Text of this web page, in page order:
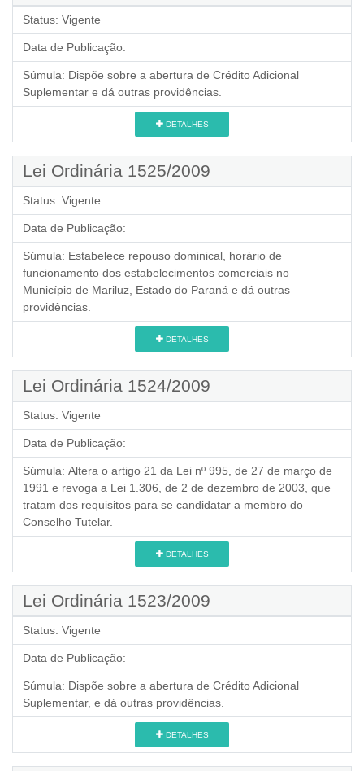
Status: Vigente
Data de Publicação:
Súmula: Dispõe sobre a abertura de Crédito Adicional
Suplementar e dá outras providências.
DETALHES
Lei Ordinária 1525/2009
Status: Vigente
Data de Publicação:
Súmula: Estabelece repouso dominical, horário de
funcionamento dos estabelecimentos comerciais no
Município de Mariluz, Estado do Paraná e dá outras
providências.
DETALHES
Lei Ordinária 1524/2009
Status: Vigente
Data de Publicação:
Súmula: Altera o artigo 21 da Lei nº 995, de 27 de março de
1991 e revoga a Lei 1.306, de 2 de dezembro de 2003, que
tratam dos requisitos para se candidatar a membro do
Conselho Tutelar.
DETALHES
Lei Ordinária 1523/2009
Status: Vigente
Data de Publicação:
Súmula: Dispõe sobre a abertura de Crédito Adicional
Suplementar, e dá outras providências.
DETALHES